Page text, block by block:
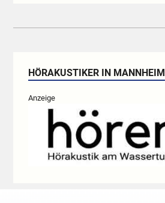
HÖRAKUSTIKER IN MANNHEIM
Anzeige